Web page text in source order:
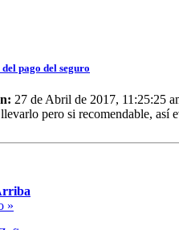
pago del seguro
27 de Abril de 2017, 11:25:25
pero si recomendable, así
»